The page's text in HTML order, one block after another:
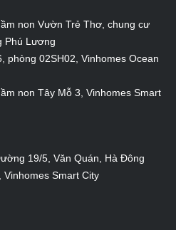
non Vườn Trẻ Thơ, chung cư
Phú Lương
phòng 02SH02, Vinhomes Ocean
non Tây Mỗ 3, Vinhomes Smart
19/5, Văn Quán, Hà Đông
Smart City